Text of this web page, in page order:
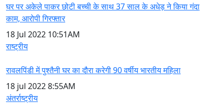
घर पर अकेले पाकर छोटी बच्ची के साथ 37 साल के अधेड़ ने किया गंदा
काम, आरोपी गिरफ्तार
18 Jul 2022 10:51AM
राष्ट्रीय
रावलपिंडी में पुश्तैनी घर का दौरा करेगी 90 वर्षीय भारतीय महिला
18 jul 20228:55AM
अंतर्राष्ट्रीय